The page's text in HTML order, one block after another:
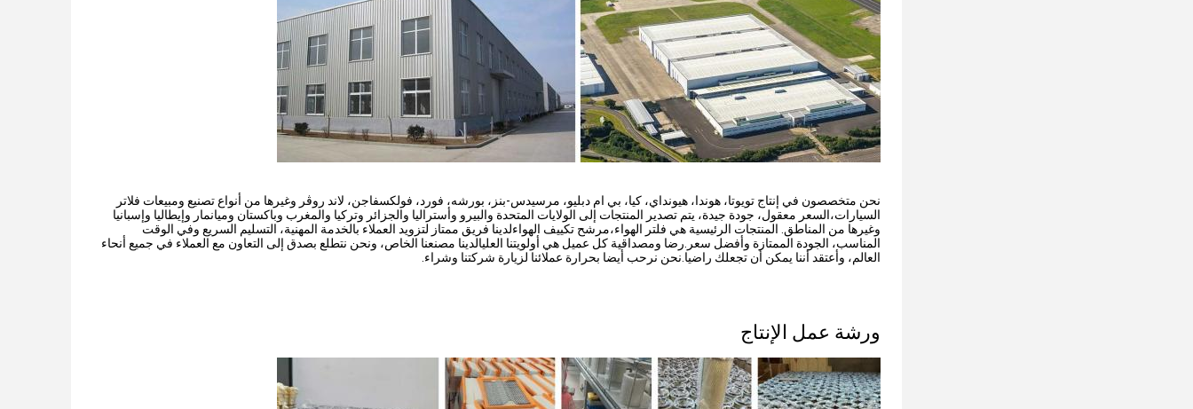
نحن متخصصون في إنتاج تويوتا، هوندا، هيونداي، كيا، بي ام دبليو، مرسيدس-بنز، بورشه، فورد، فولكسفاجن، لاند روڤر وغيرها من أنواع تصنيع ومبيعات فلاتر
السيارات،السعر معقول، جودة جيدة، يتم تصدير المنتجات إلى الولايات المتحدة والبيرو وأستراليا والجزائر وتركيا والمغرب وباكستان وميانمار وإيطاليا وإسبانيا
وغيرها من المناطق. المنتجات الرئيسية هي فلتر الهواء،مرشح تكييف الهواءلدينا فريق ممتاز لتزويد العملاء بالخدمة المهنية، التسليم السريع وفي الوقت
المناسب، الجودة الممتازة وأفضل سعر.رضا ومصداقية كل عميل هي أولويتنا العليالدينا مصنعنا الخاص، ونحن نتطلع بصدق إلى التعاون مع العملاء في جميع أنحاء
العالم، وأعتقد أننا يمكن أن تجعلك راضيا.نحن نرحب أيضا بحرارة عملائنا لزيارة شركتنا وشراء.
ورشة عمل الإنتاج